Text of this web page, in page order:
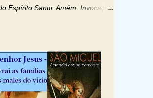
Espírito Santo. Amém. Invocação
Espírito e tudo será criado. E
a face da terra. Oremos: Ó
instruístes os corações dos
fiéis com a luz do Espírito Santo,